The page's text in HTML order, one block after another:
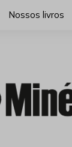
Nossos livros